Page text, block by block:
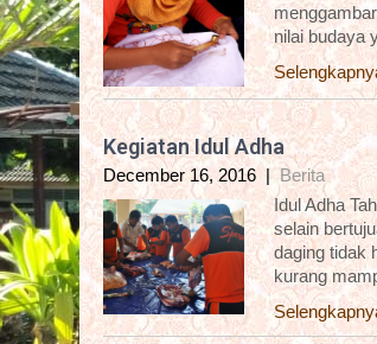
nilai budaya
Kegiatan Idul Adha
December 16, 2016 | Berita
Idul Adha
selain
daging tidak
kurang